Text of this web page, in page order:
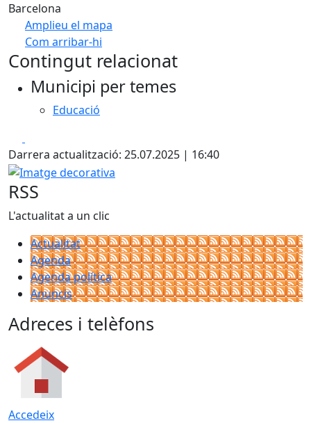
Barcelona
Amplieu el mapa
Com arribar-hi
+
Contingut relacionat
Municipi per temes
Educació
Darrera actualització: 25.07.2025 | 16:40
Imatge decorativa
RSS
L'actualitat a un clic
Actualitat
Agenda
Agenda política
Anuncis
Adreces i telèfons
Accedeix